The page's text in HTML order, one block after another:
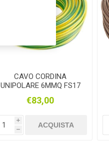
CAVO CORDINA
UNIPOLARE 6MMQ FS17
€83,00
i
h
ACQUISTA